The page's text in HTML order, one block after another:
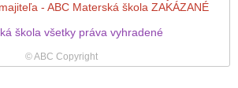
- ABC Materská škola ZAKÁZANÉ
škola všetky práva vyhradené
© ABC Copyright